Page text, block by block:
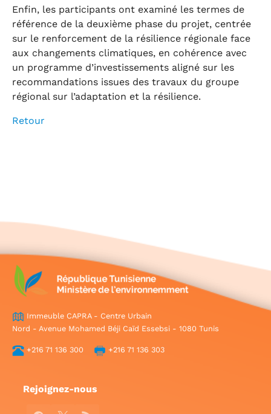
Enfin, les participants ont examiné les termes de
référence de la deuxième phase du projet, centrée
sur le renforcement de la résilience régionale face
aux changements climatiques, en cohérence avec
un programme d’investissements aligné sur les
recommandations issues des travaux du groupe
régional sur l’adaptation et la résilience.
Retour
Immeuble CAPRA - Centre Urbain
Nord - Avenue Mohamed Béji Caïd Essebsi - 1080 Tunis
+216 71 136 300 +216 71 136 303
Rejoignez-nous